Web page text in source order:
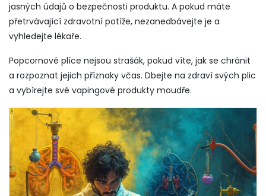
jasných údajů o bezpečnosti produktu. A pokud máte
přetrvávající zdravotní potíže, nezanedbávejte je a
vyhledejte lékaře.
Popcornové plíce nejsou strašák, pokud víte, jak se chránit
a rozpoznat jejich příznaky včas. Dbejte na zdraví svých plic
a vybírejte své vapingové produkty moudře.